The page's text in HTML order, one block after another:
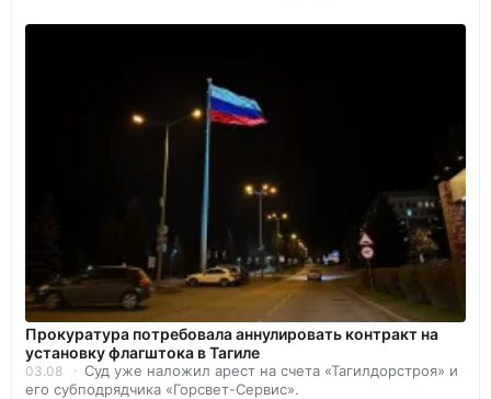
Прокуратура потребовала аннулировать контракт на
установку флагштока в Тагиле
03.08
Суд уже наложил арест на счета «Тагилдорстроя» и
его субподрядчика «Горсвет-Сервис».